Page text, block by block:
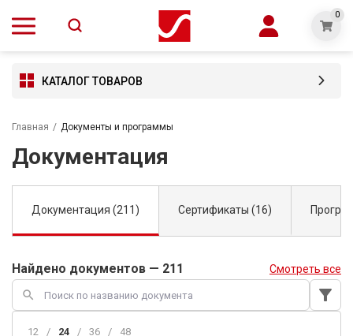
0
КАТАЛОГ ТОВАРОВ
Главная / Документы и программы
Документация
Документация (211) Сертификаты (16)
Найдено документов — 211 Смотреть все
search filter_alt
12 / 24 / 36 / 48